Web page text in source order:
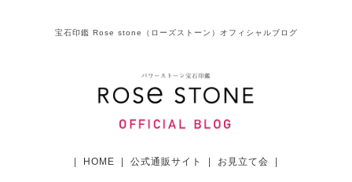
宝石印鑑 Rose stone（ローズストーン）オフィシャルブログ
HOME 公式通販サイト お見立て会